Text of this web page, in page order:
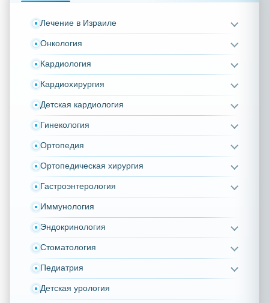
Лечение в Израиле
Онкология
Кардиология
Кардиохирургия
Детская кардиология
Гинекология
Ортопедия
Ортопедическая хирургия
Гастроэнтерология
Иммунология
Эндокринология
Стоматология
Педиатрия
Детская урология